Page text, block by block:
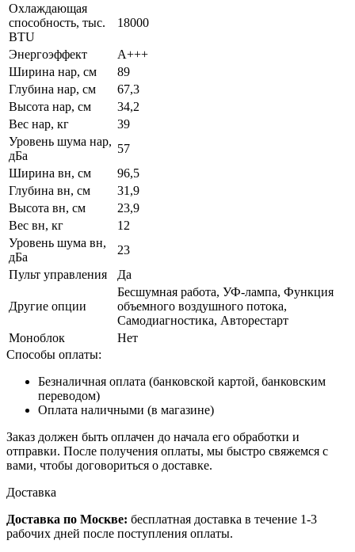
Охлаждающая
способность, тыс.
BTU
18000
Энергоэффект
А+++
Ширина нар, см
89
Глубина нар, см
67,3
Высота нар, см
34,2
Вес нар, кг
39
Уровень шума нар,
дБа
57
Ширина вн, см
96,5
Глубина вн, см
31,9
Высота вн, см
23,9
Вес вн, кг
12
Уровень шума вн,
дБа
23
Пульт управления
Да
Другие опции
Беcшумная работа, УФ-лампа, Функция
объемного воздушного потока,
Самодиагностика, Авторестарт
Моноблок
Нет
Способы оплаты:
Безналичная оплата (банковской картой, банковским
переводом)
Оплата наличными (в магазине)
Заказ должен быть оплачен до начала его обработки и
отправки. После получения оплаты, мы быстро свяжемся с
вами, чтобы договориться о доставке.
Доставка
Доставка по Москве: бесплатная доставка в течение 1-3
рабочих дней после поступления оплаты.